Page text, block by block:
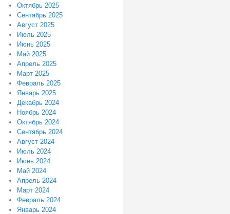
Октябрь 2025
Сентябрь 2025
Август 2025
Июль 2025
Июнь 2025
Май 2025
Апрель 2025
Март 2025
Февраль 2025
Январь 2025
Декабрь 2024
Ноябрь 2024
Октябрь 2024
Сентябрь 2024
Август 2024
Июль 2024
Июнь 2024
Май 2024
Апрель 2024
Март 2024
Февраль 2024
Январь 2024